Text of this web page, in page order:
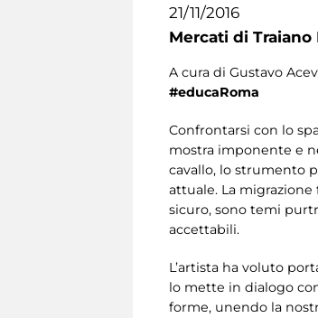
21/11/2016
Mercati di
A cura di Gustavo
#educaRoma
Confrontarsi con lo
mostra imponente e
cavallo, lo strumento
attuale. La migrazione
sicuro, sono temi
accettabili.
L’artista ha voluto
lo mette in dialogo
forme, unendo la